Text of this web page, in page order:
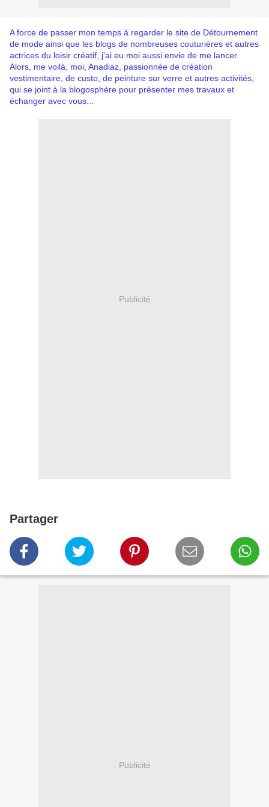
A force de passer mon temps à regarder le site de Détournement
de mode ainsi que les blogs de nombreuses couturières et autres
actrices du loisir créatif, j'ai eu moi aussi envie de me lancer.
Alors, me voilà, moi, Anadiaz, passionnée de création
vestimentaire, de custo, de peinture sur verre et autres activités,
qui se joint à la blogosphère pour présenter mes travaux et
échanger avec vous...
Publicité
Partager
Publicité